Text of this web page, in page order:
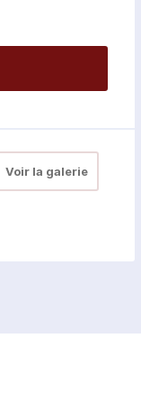
Voir la galerie